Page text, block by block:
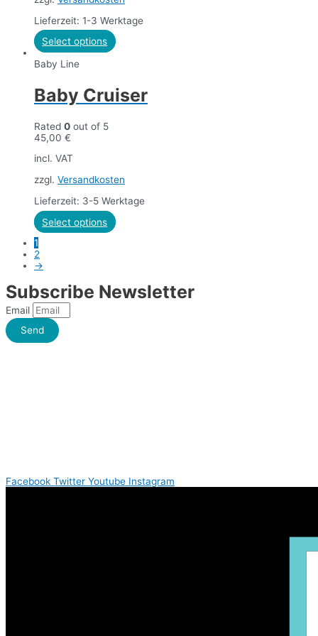
Lieferzeit: 1-3 Werktage
Select options
Baby Line
Baby Cruiser
Rated 0 out of 5
45,00 €
incl. VAT
zzgl. Versandkosten
Lieferzeit: 3-5 Werktage
Select options
1
2
→
Subscribe Newsletter
Email
Send
Facebook Twitter Youtube Instagram